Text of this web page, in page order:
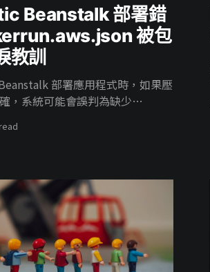
Beanstalk 部署錯
被包
教訓
部署應用程式時，如果壓
，系統可能會誤判為缺少